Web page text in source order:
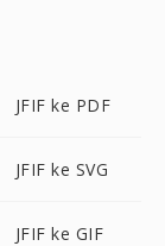
JFIF ke PDF
JFIF ke SVG
JFIF ke GIF